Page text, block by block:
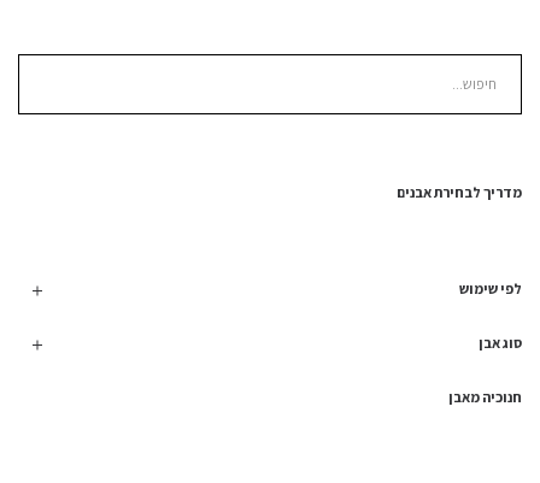
מדריך לבחירת אבנים
לפי שימוש
סוג אבן
חנוכיה מאבן